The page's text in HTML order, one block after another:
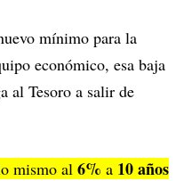
mínimo para la
económico, esa baja
al Tesoro a salir de
mismo al 6% a 10 años